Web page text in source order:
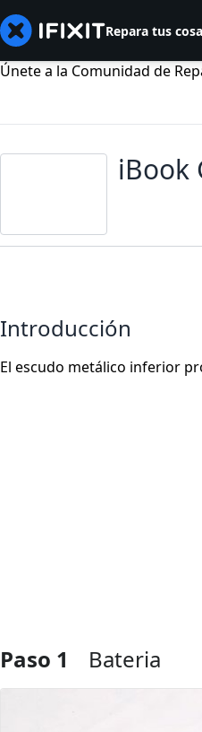
Repara tus
Únete a la Comunidad de
iBook
Introducción
El escudo metálico inferior
Paso 1 Bateria